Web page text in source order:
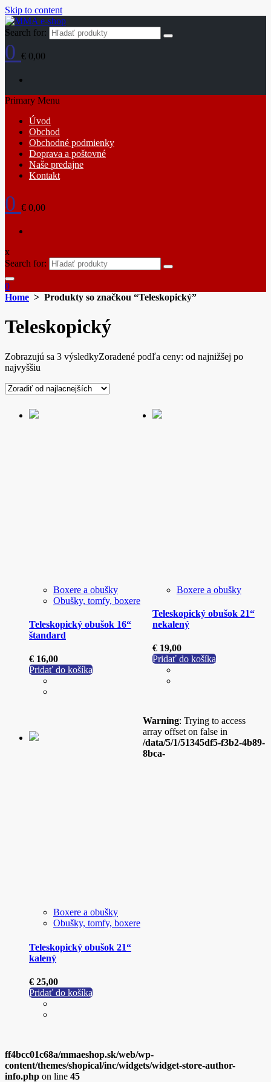
Skip to content
Search for:
0 € 0,00
Primary Menu
Úvod
Obchod
Obchodné podmienky
Doprava a poštovné
Naše predajne
Kontakt
0 € 0,00
x
Search for:
0
Home > Produkty so značkou “Teleskopický”
Teleskopický
Zobrazujú sa 3 výsledkyZoradené podľa ceny: od najnižšej po
najvyššiu
Boxere a obušky
Obušky, tomfy, boxere
Teleskopický obušok 16“
štandard
€ 16,00
Pridať do košíka
Boxere a obušky
Teleskopický obušok 21“
nekalený
€19,00
Pridať do košíka
Boxere a obušky
Obušky, tomfy, boxere
Teleskopický obušok 21“
kalený
€ 25,00
Pridať do košíka
Warning: Trying to access
array offset on false in
/data/5/1/51345df5-f3b2-4b89-
8bca-
ff4bcc01c68a/mmaeshop.sk/web/wp-
content/themes/shopical/inc/widgets/widget-store-author-
info.php on line 45